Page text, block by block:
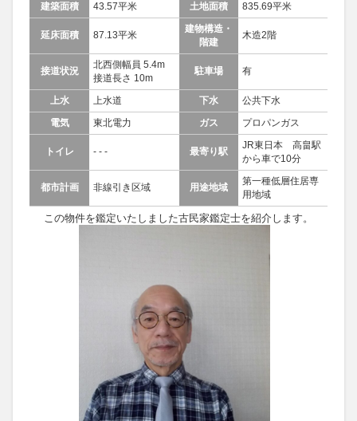
建築面積 43.57平米 土地面積 835.69平米
延床面積 87.13平米
建物構造・
階建
木造2階
接道状況
北西側幅員 5.4m
接道長さ 10m
駐車場 有
上水 上水道 下水
公共下水
電気
東北電力 ガス プロパンガス
トイレ - - - 最寄り駅
JR東日本 高畠駅
から車で10分
都市計画 非線引き区域 用途地域
第一種低層住居専
用地域
この物件を鑑定いたしました古民家鑑定士を紹介します。